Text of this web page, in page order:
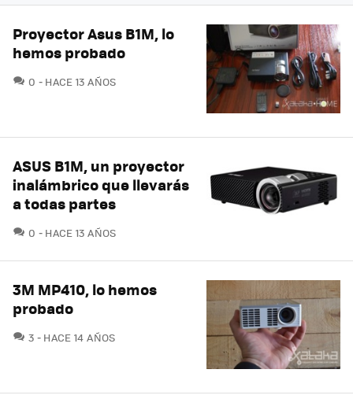
Proyector Asus B1M, lo
hemos probado
0 COMENTARIOS
HACE 13 AÑOS
ASUS B1M, un proyector
inalámbrico que llevarás
a todas partes
0 COMENTARIOS
HACE 13 AÑOS
3M MP410, lo hemos
probado
3 COMENTARIOS
HACE 14 AÑOS